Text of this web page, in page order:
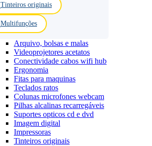
Tinteiros originais
Multifunções
Arquivo, bolsas e malas
Videoprojetores acetatos
Conectividade cabos wifi hub
Ergonomia
Fitas para maquinas
Teclados ratos
Colunas microfones webcam
Pilhas alcalinas recarregáveis
Suportes opticos cd e dvd
Imagem digital
Impressoras
Tinteiros originais